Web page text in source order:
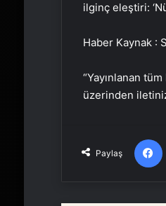
ilginç eleştiri:
Haber Kaynak :
“Yayınlanan
üzerinden
Paylaş